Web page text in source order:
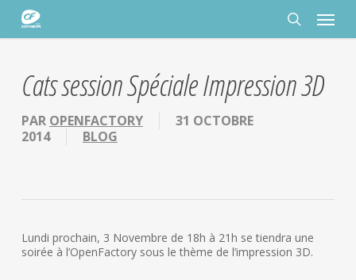
Panneau de gestion des cookies
Passer
contenu
rechercher
Menu
Cats session Spéciale Impression 3D
PAR OPENFACTORY
31 OCTOBRE
2014
BLOG
Lundi prochain, 3 Novembre de 18h à 21h se tiendra une
soirée à l’OpenFactory sous le thème de l’impression 3D.